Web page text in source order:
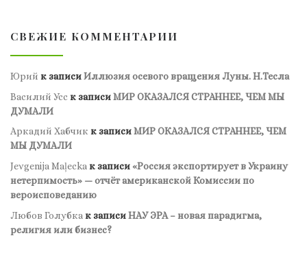
СВЕЖИЕ КОММЕНТАРИИ
Юрий к записиИллюзия осевого вращения Луны. Н.Тесла
Василий Усс к записиМИР ОКАЗАЛСЯ СТРАННЕЕ, ЧЕМ МЫ
ДУМАЛИ
Аркадий Хабчик к записиМИР ОКАЗАЛСЯ СТРАННЕЕ, ЧЕМ
МЫ ДУМАЛИ
Jevgenija Maļecka к записи«Россия экспортирует в Украину
нетерпимость» — отчёт американской Комиссии по
вероисповеданию
Любов Голубка к записиНАУ ЭРА – новая парадигма,
религия или бизнес?